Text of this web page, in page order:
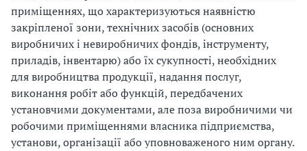
приміщеннях, що характеризуються наявністю
закріпленої зони, технічних засобів (основних
виробничих і невиробничих фондів, інструменту,
приладів, інвентарю) або їх сукупності, необхідних
для виробництва продукції, надання послуг,
виконання робіт або функцій, передбачених
установчими документами, але поза виробничими чи
робочими приміщеннями власника підприємства,
установи, організації або уповноваженого ним органу.